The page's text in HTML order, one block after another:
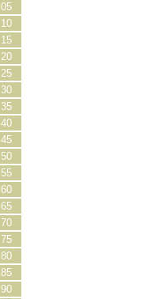
05
10
15
20
25
30
35
40
45
50
55
60
65
70
75
80
85
90